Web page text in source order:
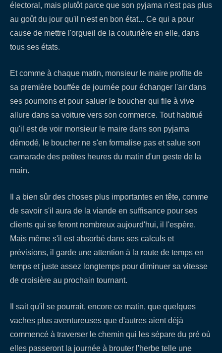
électoral, mais plutôt parce que son pyjama n'est pas plus
au goût du jour qu'il n'est en bon état... Ce qui a pour
cause de mettre l'orgueil de la couturière en elle, dans
tous ses états.
Et comme à chaque matin, monsieur le maire profite de
sa première bouffée de journée pour échanger l'air dans
ses poumons et pour saluer le boucher qui file à vive
allure dans sa voiture vers son commerce. Tout habitué
qu'il est de voir monsieur le maire dans son pyjama
démodé, le boucher ne s'en formalise pas et salue son
camarade des petites heures du matin d'un geste de la
main.
Il a bien sûr des choses plus importantes en tête, comme
de savoir s'il aura de la viande en suffisance pour ses
clients qui se feront nombreux aujourd'hui, il l'espère.
Mais même s'il est absorbé dans ses calculs et
prévisions, il garde une attention à la route de temps en
temps et juste assez longtemps pour diminuer sa vitesse
de croisière au prochain tournant.
Il sait qu'il se pourrait, encore ce matin, que quelques
vaches plus aventureuses que d'autres aient déjà
commencé à traverser le chemin qui les sépare du pré où
elles passeront la journée à brouter l'herbe telle une